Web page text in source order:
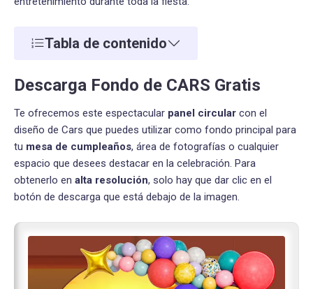
Tabla de contenido
Descarga Fondo de CARS Gratis
Te ofrecemos este espectacular panel circular con el
diseño de Cars que puedes utilizar como fondo principal para
tu mesa de cumpleaños, área de fotografías o cualquier
espacio que desees destacar en la celebración. Para
obtenerlo en alta resolución, solo hay que dar clic en el
botón de descarga que está debajo de la imagen.